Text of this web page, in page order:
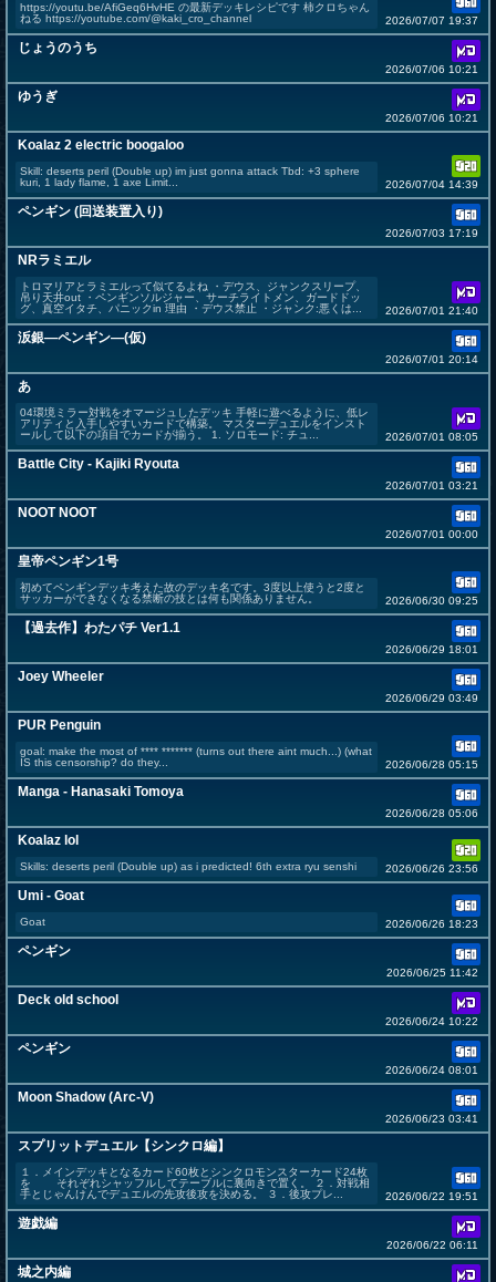
https://youtu.be/AfiGeq6HvHE の最新デッキレシピです 柿クロちゃん
ねる https://youtube.com/@kaki_cro_channel
2026/07/07 19:37
じょうのうち
2026/07/06 10:21
ゆうぎ
2026/07/06 10:21
Koalaz 2 electric boogaloo
Skill: deserts peril (Double up) im just gonna attack Tbd: +3 sphere
kuri, 1 lady flame, 1 axe Limit...
2026/07/04 14:39
ペンギン (回送装置入り)
2026/07/03 17:19
NRラミエル
トロマリアとラミエルって似てるよね ・デウス、ジャンクスリープ、
吊り天井out ・ペンギンソルジャー、サーチライトメン、ガードドッ
グ、真空イタチ、パニックin 理由 ・デウス禁止 ・ジャンク:悪くは...
2026/07/01 21:40
汳銀―ペンギン―(仮)
2026/07/01 20:14
あ
04環境ミラー対戦をオマージュしたデッキ 手軽に遊べるように、低レ
アリティと入手しやすいカードで構築。 マスターデュエルをインスト
ールして以下の項目でカードが揃う。 1. ソロモード: チュ...
2026/07/01 08:05
Battle City - Kajiki Ryouta
2026/07/01 03:21
NOOT NOOT
2026/07/01 00:00
皇帝ペンギン1号
初めてペンギンデッキ考えた故のデッキ名です。3度以上使うと2度と
サッカーができなくなる禁断の技とは何も関係ありません。
2026/06/30 09:25
【過去作】わたパチ Ver1.1
2026/06/29 18:01
Joey Wheeler
2026/06/29 03:49
PUR Penguin
goal: make the most of **** ******* (turns out there aint much...) (what
IS this censorship? do they...
2026/06/28 05:15
Manga - Hanasaki Tomoya
2026/06/28 05:06
Koalaz lol
Skills: deserts peril (Double up) as i predicted! 6th extra ryu senshi 2026/06/26 23:56
Umi - Goat
Goat 2026/06/26 18:23
ペンギン
2026/06/25 11:42
Deck old school
2026/06/24 10:22
ペンギン
2026/06/24 08:01
Moon Shadow (Arc-V)
2026/06/23 03:41
スプリットデュエル【シンクロ編】
１．メインデッキとなるカード60枚とシンクロモンスターカード24枚
を それぞれシャッフルしてテーブルに裏向きで置く。 ２．対戦相
手とじゃんけんでデュエルの先攻後攻を決める。 ３．後攻プレ...
2026/06/22 19:51
遊戯編
2026/06/22 06:11
城之内編